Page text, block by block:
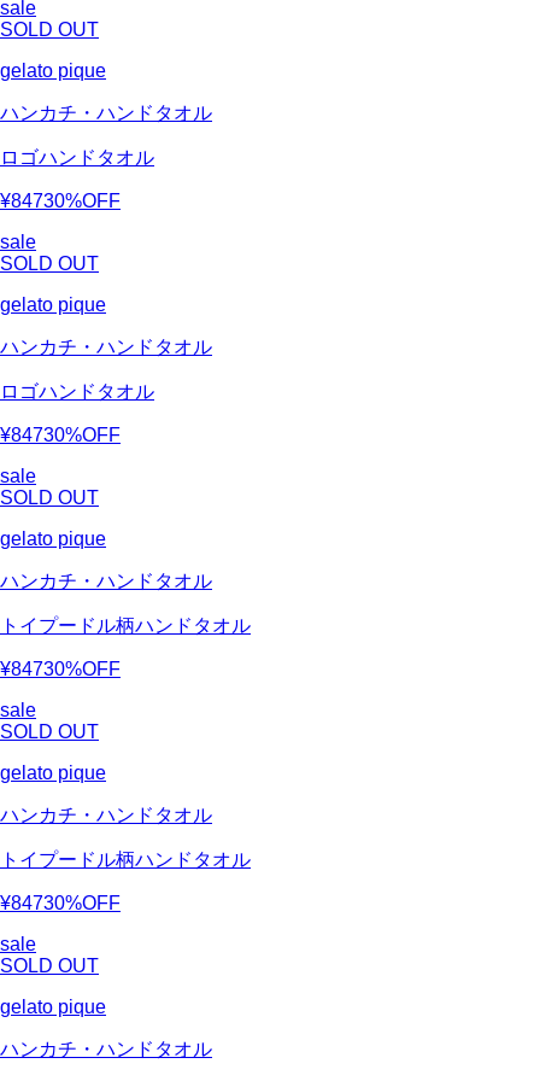
sale
SOLD OUT
gelato pique
ハンカチ・ハンドタオル
ロゴハンドタオル
¥84730%OFF
sale
SOLD OUT
gelato pique
ハンカチ・ハンドタオル
ロゴハンドタオル
¥84730%OFF
sale
SOLD OUT
gelato pique
ハンカチ・ハンドタオル
トイプードル柄ハンドタオル
¥84730%OFF
sale
SOLD OUT
gelato pique
ハンカチ・ハンドタオル
トイプードル柄ハンドタオル
¥84730%OFF
sale
SOLD OUT
gelato pique
ハンカチ・ハンドタオル